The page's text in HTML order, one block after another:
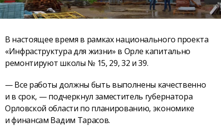
В настоящее время в рамках национального проекта
«Инфраструктура для жизни» в Орле капитально
ремонтируют школы № 15, 29, 32 и 39.
— Все работы должны быть выполнены качественно
и в срок, — подчеркнул заместитель губернатора
Орловской области по планированию, экономике
и финансам Вадим Тарасов.